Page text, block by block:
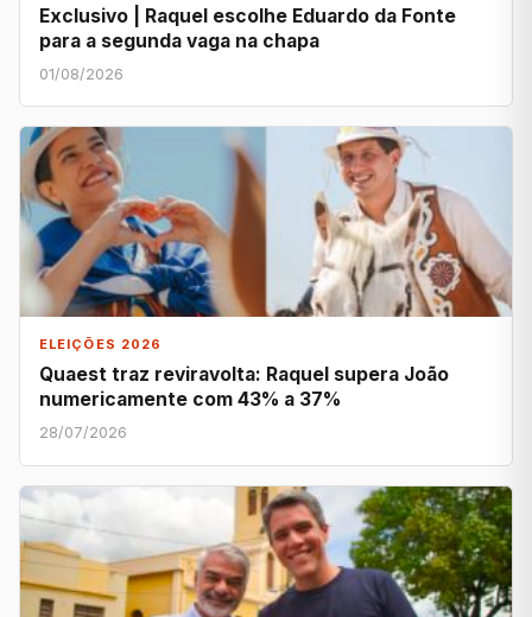
Exclusivo | Raquel escolhe Eduardo da Fonte
para a segunda vaga na chapa
01/08/2026
ELEIÇÕES 2026
Quaest traz reviravolta: Raquel supera João
numericamente com 43% a 37%
28/07/2026